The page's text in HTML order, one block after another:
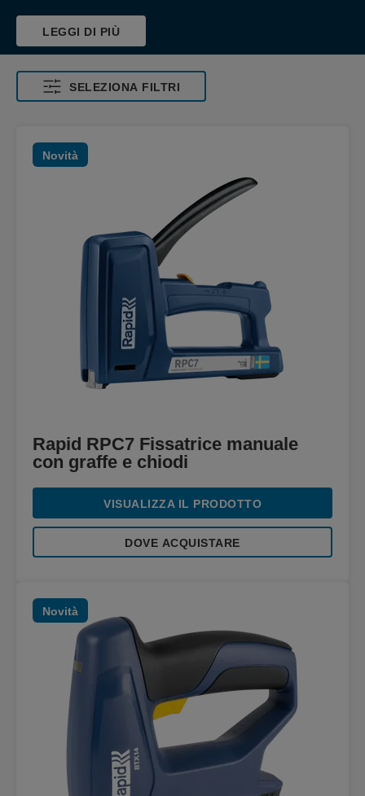
LEGGI DI PIÙ
SELEZIONA FILTRI
Novità
Rapid RPC7 Fissatrice manuale
con graffe e chiodi
VISUALIZZA IL PRODOTTO
DOVE ACQUISTARE
Novità